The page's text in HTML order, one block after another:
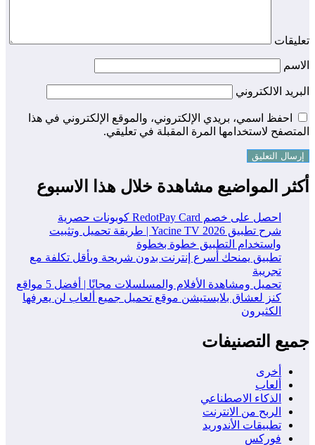
تعليقات
الاسم
البريد الالكتروني
احفظ اسمي، بريدي الإلكتروني، والموقع الإلكتروني في هذا
المتصفح لاستخدامها المرة المقبلة في تعليقي.
أكثر المواضيع مشاهدة خلال هذا الاسبوع
احصل على خصم RedotPay Card كوبونات حصرية
شرح تطبيق Yacine TV 2026 | طريقة تحميل وتثبيت
واستخدام التطبيق خطوة بخطوة
تطبيق يمنحك أسرع إنترنت بدون شريحة وبأقل تكلفة مع
تجريبة
تحميل ومشاهدة الأفلام والمسلسلات مجانًا | أفضل 5 مواقع
كنز لعشاق بلايستيشن موقع تحميل جميع ألعاب لن يعرفها
الكثيرون
جميع التصنيفات
أخرى
ألعاب
الذكاء الاصطناعي
الربح من الانترنت
تطبيقات الأندوريد
فوركس